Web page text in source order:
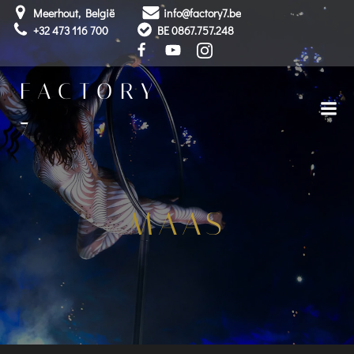
Skip
to
content
Meerhout, België
info@factory7.be
+32 473 116 700
BE 0867.757.248
FACTORY
7
MAAS